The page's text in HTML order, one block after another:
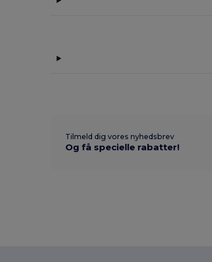
Tilmeld dig vores nyhedsbrev
Og få specielle rabatter!